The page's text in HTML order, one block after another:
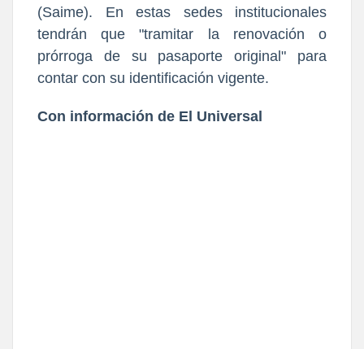
(Saime). En estas sedes institucionales
tendrán que "tramitar la renovación o
prórroga de su pasaporte original" para
contar con su identificación vigente.
Con información de El Universal